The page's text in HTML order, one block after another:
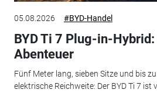
05.08.2026 #BYD-Handel
BYD Ti 7 Plug-in-Hybrid:
Abenteuer
Fünf Meter lang, sieben Sitze und bis
elektrische Reichweite: Der BYD Ti 7 ist